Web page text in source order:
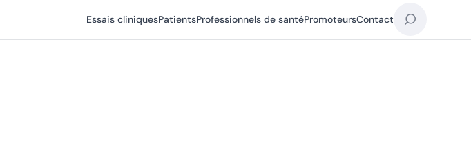
Essais cliniquesPatientsProfessionnels de santéPromoteursContact